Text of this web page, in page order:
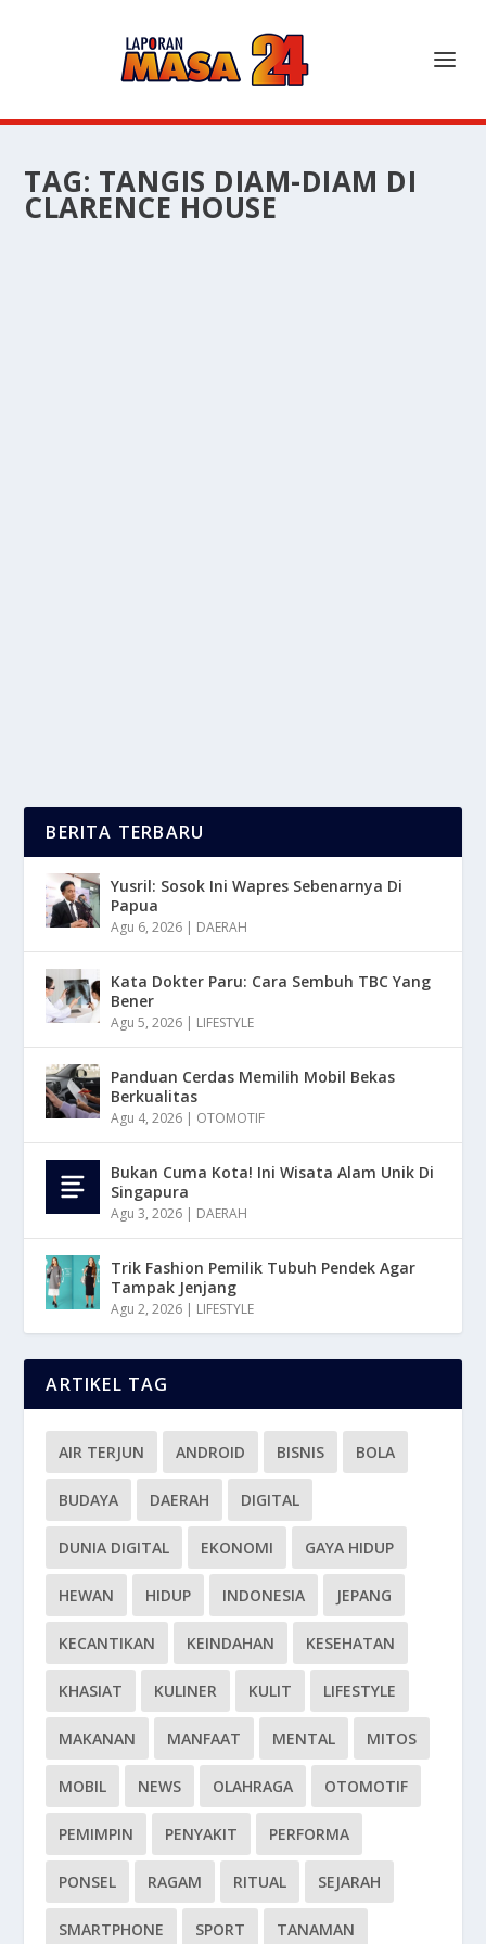
TAG: TANGIS DIAM-DIAM DI
CLARENCE HOUSE
BERITA TERBARU
Yusril: Sosok Ini Wapres Sebenarnya Di
Papua
Agu 6, 2026 | DAERAH
Kata Dokter Paru: Cara Sembuh TBC Yang
Bener
Agu 5, 2026 | LIFESTYLE
Panduan Cerdas Memilih Mobil Bekas
Berkualitas
Agu 4, 2026 | OTOMOTIF
Bukan Cuma Kota! Ini Wisata Alam Unik Di
Singapura
Agu 3, 2026 | DAERAH
Trik Fashion Pemilik Tubuh Pendek Agar
Tampak Jenjang
Agu 2, 2026 | LIFESTYLE
ARTIKEL TAG
AIR TERJUN ANDROID BISNIS BOLA
BUDAYA DAERAH DIGITAL
DUNIA DIGITAL EKONOMI GAYA HIDUP
HEWAN HIDUP INDONESIA JEPANG
KECANTIKAN KEINDAHAN KESEHATAN
KHASIAT KULINER KULIT LIFESTYLE
MAKANAN MANFAAT MENTAL MITOS
MOBIL NEWS OLAHRAGA OTOMOTIF
PEMIMPIN PENYAKIT PERFORMA
PONSEL RAGAM RITUAL SEJARAH
SMARTPHONE SPORT TANAMAN